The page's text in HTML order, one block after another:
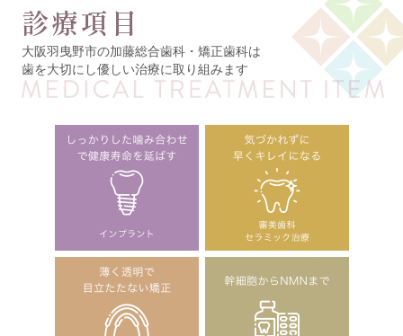
診療項目
大阪羽曳野市の加藤総合歯科・矯正歯科は
歯を大切にし優しい治療に取り組みます